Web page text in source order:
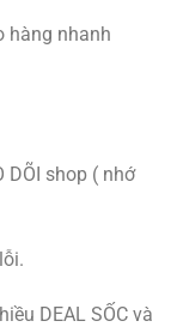
hàng nhanh
DÕI shop ( nhớ
DEAL SỐC và